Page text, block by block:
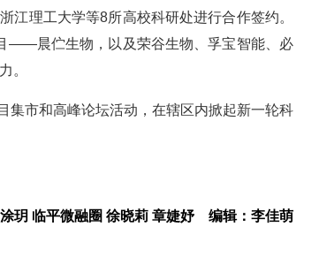
江理工大学等8所高校科研处进行合作签约。
——晨伫生物，以及荣谷生物、孚宝智能、必
。
集市和高峰论坛活动，在辖区内掀起新一轮科
玥 临平微融圈 徐晓莉 章婕妤 编辑：李佳萌